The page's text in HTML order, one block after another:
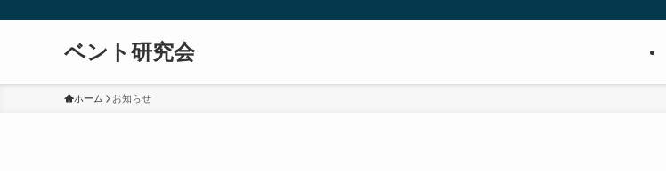
ベント研究会
ホーム お知らせ